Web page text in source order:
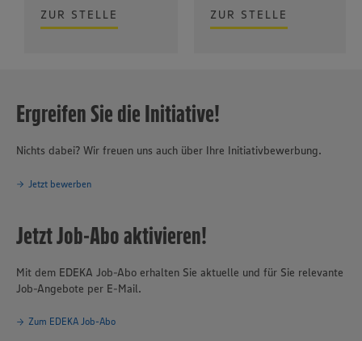
ZUR STELLE ZUR STELLE
Ergreifen Sie die Initiative!
Nichts dabei? Wir freuen uns auch über Ihre Initiativbewerbung.
Jetzt bewerben
Jetzt Job-Abo aktivieren!
Mit dem EDEKA Job-Abo erhalten Sie aktuelle und für Sie relevante
Job-Angebote per E-Mail.
Zum EDEKA Job-Abo